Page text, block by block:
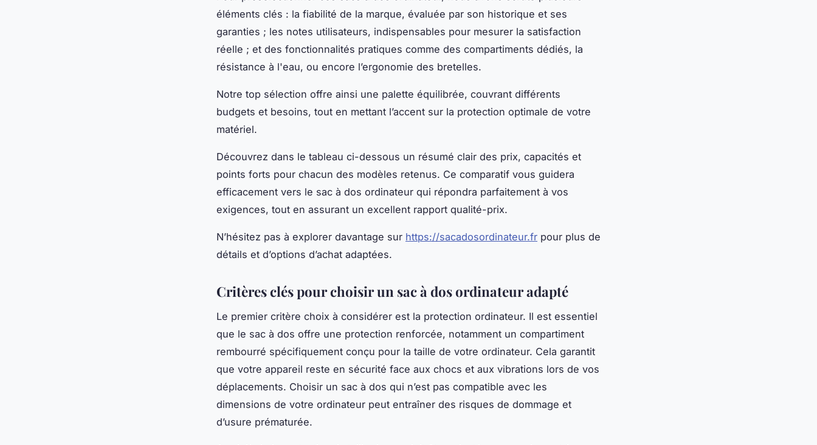
éléments clés : la fiabilité de la marque, évaluée par son historique et ses
garanties ; les notes utilisateurs, indispensables pour mesurer la satisfaction
réelle ; et des fonctionnalités pratiques comme des compartiments dédiés, la
résistance à l'eau, ou encore l’ergonomie des bretelles.
Notre top sélection offre ainsi une palette équilibrée, couvrant différents
budgets et besoins, tout en mettant l’accent sur la protection optimale de votre
matériel.
Découvrez dans le tableau ci-dessous un résumé clair des prix, capacités et
points forts pour chacun des modèles retenus. Ce comparatif vous guidera
efficacement vers le sac à dos ordinateur qui répondra parfaitement à vos
exigences, tout en assurant un excellent rapport qualité-prix.
N’hésitez pas à explorer davantage sur https://sacadosordinateur.fr pour plus de
détails et d’options d’achat adaptées.
Critères clés pour choisir un sac à dos ordinateur adapté
Le premier critère choix à considérer est la protection ordinateur. Il est essentiel
que le sac à dos offre une protection renforcée, notamment un compartiment
rembourré spécifiquement conçu pour la taille de votre ordinateur. Cela garantit
que votre appareil reste en sécurité face aux chocs et aux vibrations lors de vos
déplacements. Choisir un sac à dos qui n’est pas compatible avec les
dimensions de votre ordinateur peut entraîner des risques de dommage et
d’usure prématurée.